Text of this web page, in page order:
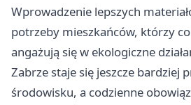
Wprowadzenie lepszych
potrzeby mieszkańców, którzy
angażują się w ekologiczne
Zabrze staje się jeszcze bardziej
środowisku, a codzienne